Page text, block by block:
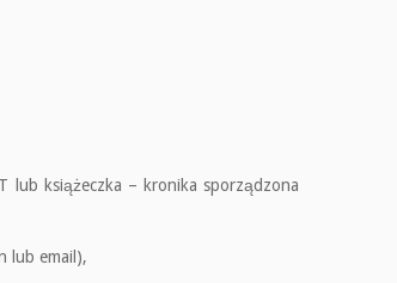
lub książeczka – kronika sporządzona
lub email),